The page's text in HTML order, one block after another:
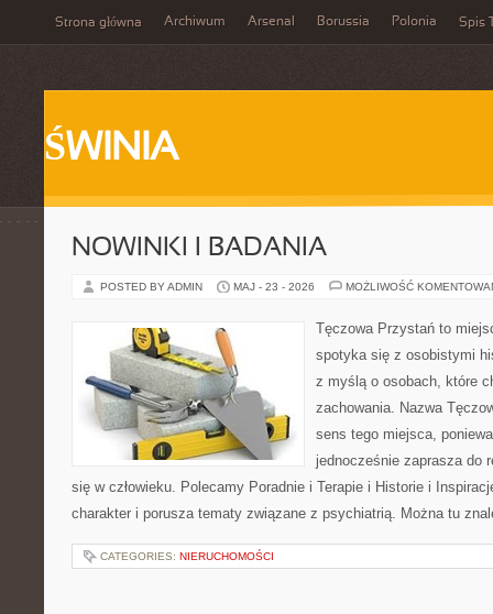
Strona główna Archiwum Arsenal Borussia Polonia Spis
ŚWINIA
NOWINKI I BADANIA
POSTED BY ADMIN MAJ - 23 - 2026 MOŻLIWOŚĆ
Tęczowa Przystań to
spotyka się z osobistymi
z myślą o osobach, które
zachowania. Nazwa
sens tego miejsca,
jednocześnie zaprasza do
się w człowieku. Polecamy Poradnie i Terapie i Historie i
charakter i porusza tematy związane z psychiatrią. Można tu
CATEGORIES: NIERUCHOMOŚCI